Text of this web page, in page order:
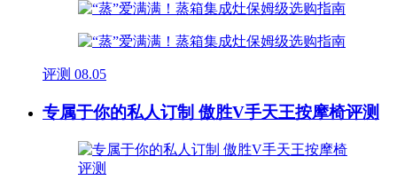
评测 08.05
专属于你的私人订制 傲胜V手天王按摩椅评测